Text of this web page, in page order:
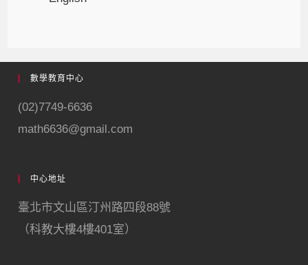
數學教育中心
(02)7749-6636
math6636@gmail.com
中心地址
臺北市文山區汀州路四段88號
（科教大樓4樓401室）